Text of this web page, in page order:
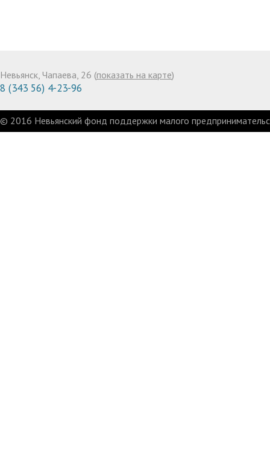
Невьянск, Чапаева, 26 (показать на карте)
8 (343 56) 4-23-96
© 2016 Невьянский фонд поддержки малого